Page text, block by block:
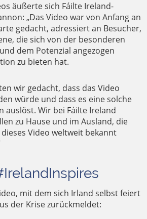
äußerte sich Fáilte Ireland-
„Das Video war von Anfang an
gedacht, adressiert an Besucher,
die sich von der besonderen
dem Potenzial angezogen
zu bieten hat.
wir gedacht, dass das Video
würde und dass es eine solche
auslöst. Wir bei Fáilte Ireland
zu Hause und im Ausland, die
Video weltweit bekannt
mit dem sich Irland selbst feiert
der Krise zurückmeldet: